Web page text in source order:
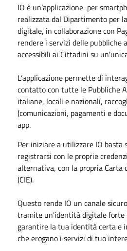
IO è un’applicazione per
realizzata dal Dipartimento per
digitale, in collaborazione con
rendere i servizi delle pubbliche
accessibili ai Cittadini su
L’applicazione permette di
contatto con tutte le Pubbliche
italiane, locali e nazionali,
(comunicazioni, pagamenti e
app.
Per iniziare a utilizzare IO basta
registrarsi con le proprie
alternativa, con la propria Carta
(CIE).
Questo rende IO un canale
tramite un'identità digitale forte
garantire la tua identità certa e
che erogano i servizi di tuo